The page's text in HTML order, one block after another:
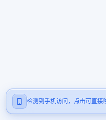
检测到手机访问，点击可直接